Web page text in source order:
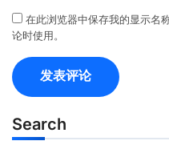
在此浏览器中保存我的显示名
论时使用。
Search